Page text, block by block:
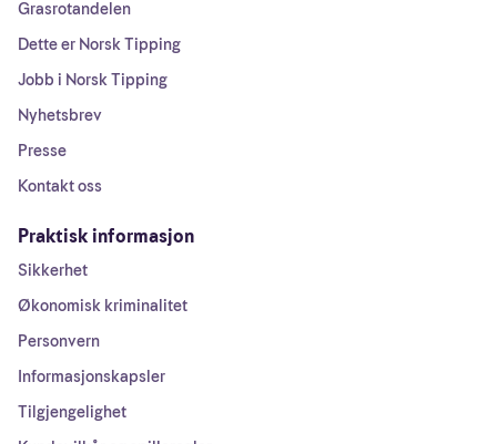
Grasrotandelen
Dette er Norsk Tipping
Jobb i Norsk Tipping
Nyhetsbrev
Presse
Kontakt oss
Praktisk informasjon
Sikkerhet
Økonomisk kriminalitet
Personvern
Informasjonskapsler
Tilgjengelighet